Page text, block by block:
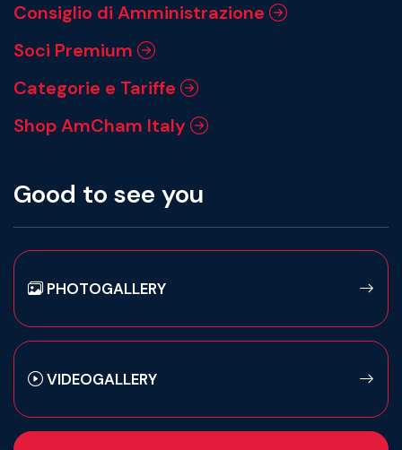
Consiglio di Amministrazione
Soci Premium
Categorie e Tariffe
Shop AmCham Italy
Good to see you
PHOTOGALLERY
VIDEOGALLERY